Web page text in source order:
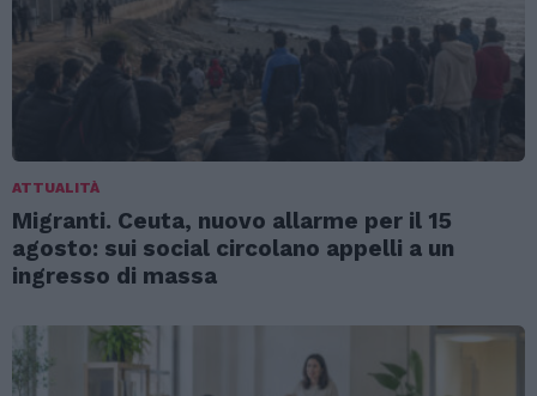
ATTUALITÀ
Migranti. Ceuta, nuovo allarme per il 15
agosto: sui social circolano appelli a un
ingresso di massa